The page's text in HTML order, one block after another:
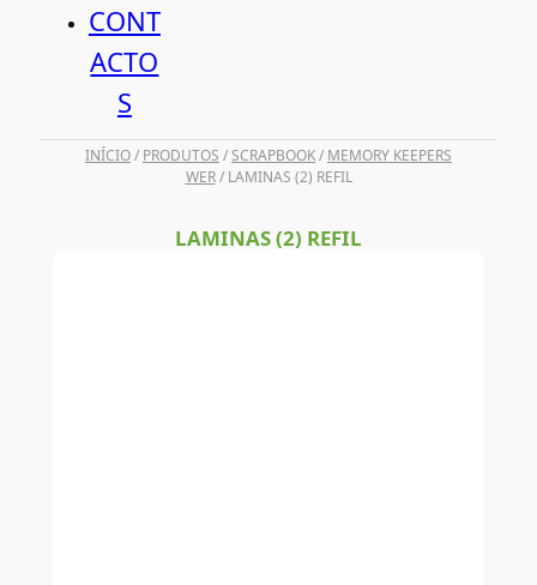
CONT
ACTO
S
INÍCIO/ PRODUTOS /SCRAPBOOK/ MEMORY KEEPERS
WER/ LAMINAS (2) REFIL
LAMINAS (2) REFIL